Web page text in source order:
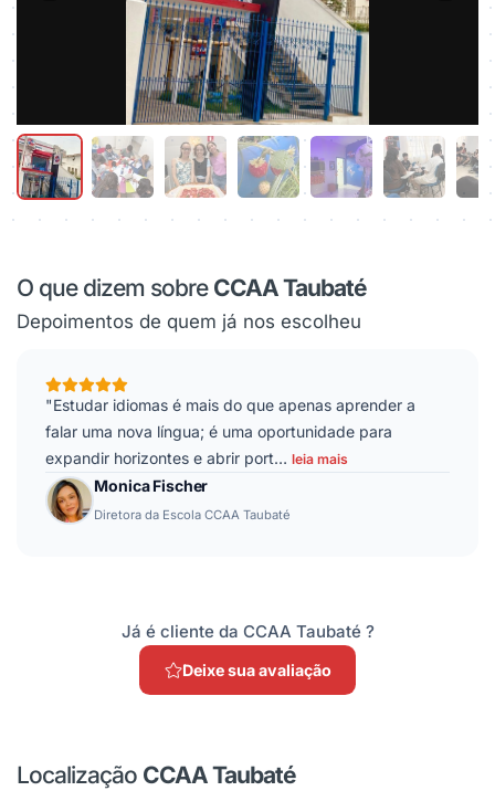
O que dizem sobre CCAA Taubaté
Depoimentos de quem já nos escolheu
"Estudar idiomas é mais do que apenas aprender a
falar uma nova língua; é uma oportunidade para
expandir horizontes e abrir port… leia mais
Monica Fischer
Diretora da Escola CCAA Taubaté
Já é cliente da CCAA Taubaté ?
Deixe sua avaliação
Localização CCAA Taubaté